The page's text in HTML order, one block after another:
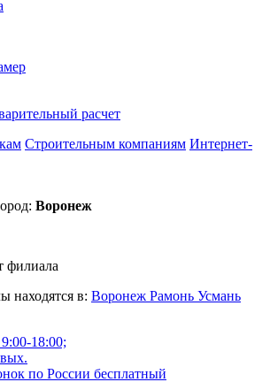
расчет
Строительным компаниям Интернет-
Воронеж
филиала
находятся в: Воронеж Рамонь Усмань
18:00;
по России бесплатный